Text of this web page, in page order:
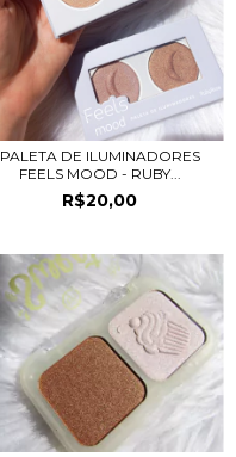
PALETA DE ILUMINADORES
FEELS MOOD - RUBY...
R$20,00